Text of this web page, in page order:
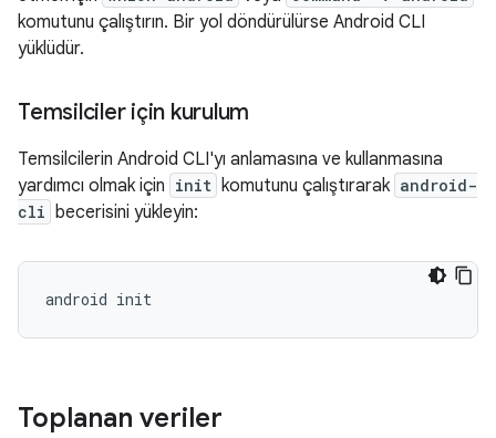
komutunu çalıştırın. Bir yol döndürülürse Android CLI
yüklüdür.
Temsilciler için kurulum
Temsilcilerin Android CLI'yı anlamasına ve kullanmasına
yardımcı olmak için init komutunu çalıştırarak android-
cli becerisini yükleyin:
android
Toplanan veriler